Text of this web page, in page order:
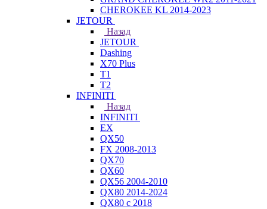
CHEROKEE KL 2014-2023
JETOUR
Назад
JETOUR
Dashing
X70 Plus
T1
T2
INFINITI
Назад
INFINITI
EX
QX50
FX 2008-2013
QX70
QX60
QX56 2004-2010
QX80 2014-2024
QX80 c 2018